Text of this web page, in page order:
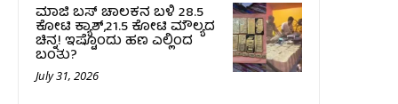
ಮಾಜಿ ಬಸ್ ಚಾಲಕನ ಬಳಿ ₹28.5
ಕೋಟಿ ಕ್ಯಾಶ್,₹21.5 ಕೋಟಿ ಮೌಲ್ಯದ
ಚಿನ್ನ! ಇಷ್ಟೊಂದು ಹಣ ಎಲ್ಲಿಂದ
ಬಂತು?
July 31, 2026